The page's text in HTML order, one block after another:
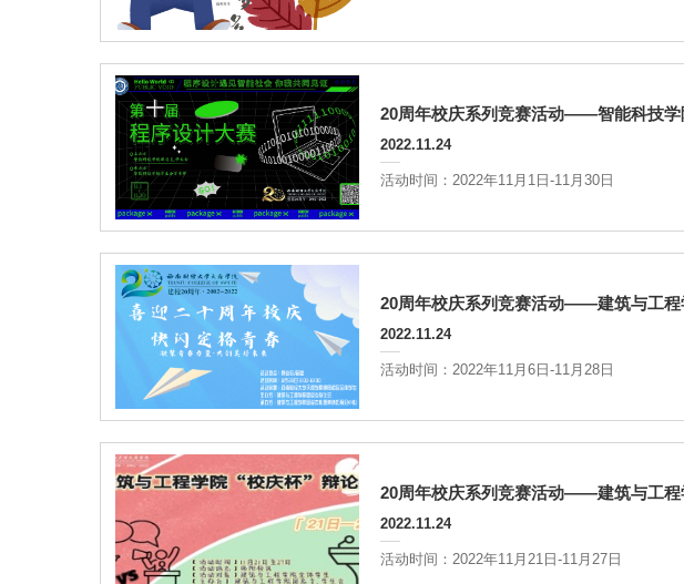
20周年校庆系列竞赛活动——智能科技学
2022.11.24
活动时间：2022年11月1日-11月30日
20周年校庆系列竞赛活动——建筑与工程
2022.11.24
活动时间：2022年11月6日-11月28日
20周年校庆系列竞赛活动——建筑与工程
2022.11.24
活动时间：2022年11月21日-11月27日